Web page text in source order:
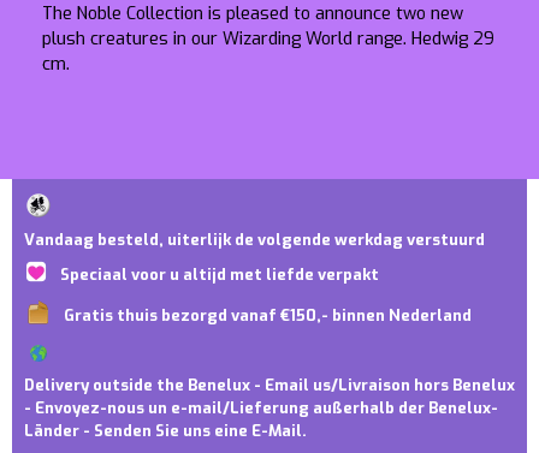
The Noble Collection is pleased to announce two new
plush creatures in our Wizarding World range. Hedwig 29
cm.
Vandaag besteld, uiterlijk de volgende werkdag verstuurd
Speciaal voor u altijd met liefde verpakt
Gratis thuis bezorgd vanaf €150,- binnen Nederland
Delivery outside the Benelux - Email us/Livraison hors Benelux
- Envoyez-nous un e-mail/Lieferung außerhalb der Benelux-
Länder - Senden Sie uns eine E-Mail.